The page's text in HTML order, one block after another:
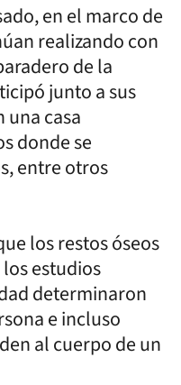
en el marco de
realizando con
de la
junto a sus
una casa
donde se
entre otros
los restos óseos
estudios
determinaron
e incluso
al cuerpo de un